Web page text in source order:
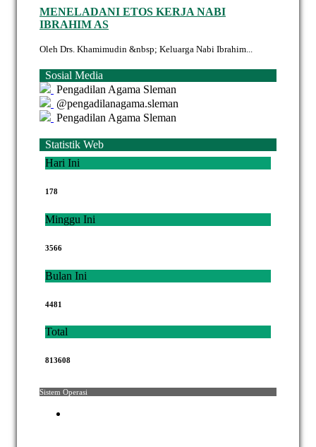
MENELADANI ETOS KERJA NABI
IBRAHIM AS
Oleh Drs. Khamimudin &nbsp; Keluarga Nabi Ibrahim...
Sosial Media
Pengadilan Agama Sleman
@pengadilanagama.sleman
Pengadilan Agama Sleman
Statistik Web
Hari Ini
178
Minggu Ini
3566
Bulan Ini
4481
Total
813608
Sistem Operasi